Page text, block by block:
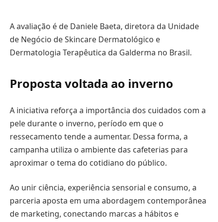
A avaliação é de Daniele Baeta, diretora da Unidade
de Negócio de Skincare Dermatológico e
Dermatologia Terapêutica da Galderma no Brasil.
Proposta voltada ao inverno
A iniciativa reforça a importância dos cuidados com a
pele durante o inverno, período em que o
ressecamento tende a aumentar. Dessa forma, a
campanha utiliza o ambiente das cafeterias para
aproximar o tema do cotidiano do público.
Ao unir ciência, experiência sensorial e consumo, a
parceria aposta em uma abordagem contemporânea
de marketing, conectando marcas a hábitos e